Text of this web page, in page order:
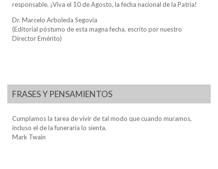
responsable. ¡Viva el 10 de Agosto, la fecha nacional de la Patria!
Dr. Marcelo Arboleda Segovia
(Editorial póstumo de esta magna fecha, escrito por nuestro
Director Emérito)
FRASES Y PENSAMIENTOS
Cumplamos la tarea de vivir de tal modo que cuando muramos,
incluso el de la funeraria lo sienta.
Mark Twain